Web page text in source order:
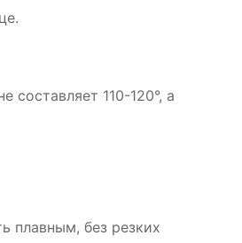
составляет 110-120°, а
плавным, без резких